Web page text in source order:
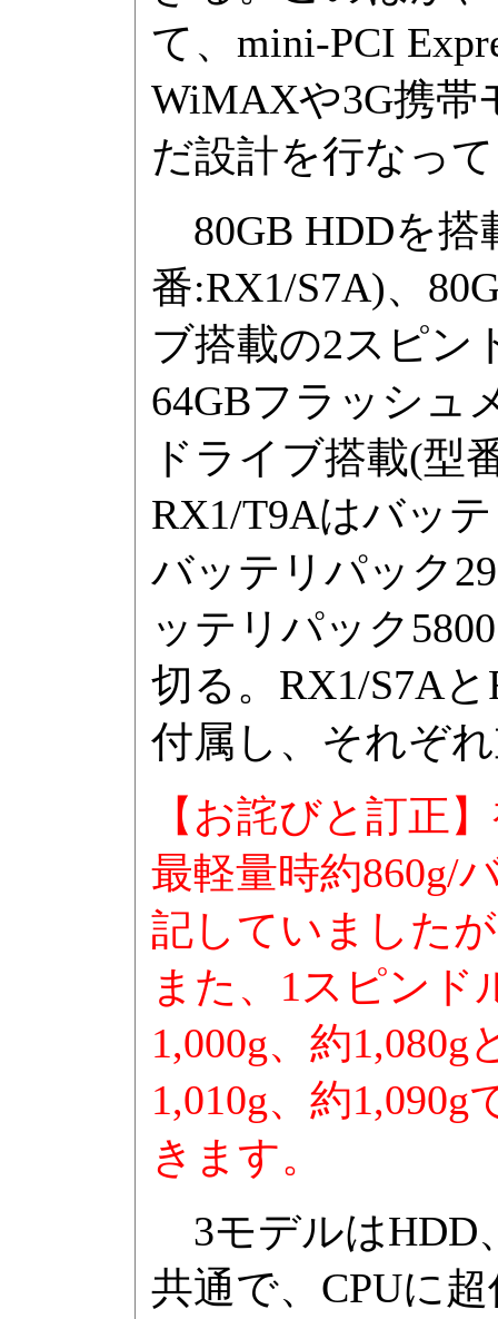
て、mini-PCI
WiMAXや3G携帯
だ設計を行なっ
80GB HDDを搭
番:RX1/S7A)、
ブ搭載の2スピン
64GBフラッシュ
ドライブ搭載(型
RX1/T9Aはバッ
バッテリパック
ッテリパック
切る。RX1/S7A
付属し、それぞ
【お詫びと訂正
最軽量時約860g/
記していました
また、1スピンド
1,000g、約
1,010g、約
きます。
3モデルはHDD
共通で、CPUに超